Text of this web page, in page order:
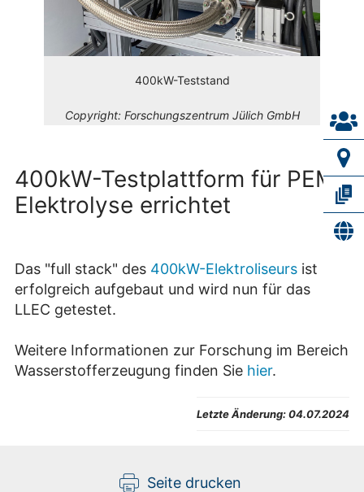
400kW-Teststand
Copyright: Forschungszentrum Jülich GmbH
400kW-Testplattform für PEM-
Elektrolyse errichtet
Das "full stack" des 400kW-Elektroliseurs ist
erfolgreich aufgebaut und wird nun für das
LLEC getestet.
Weitere Informationen zur Forschung im Bereich
Wasserstofferzeugung finden Sie hier.
Letzte Änderung:04.07.2024
Seite drucken